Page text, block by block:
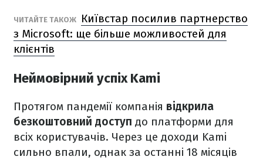
ЧИТАЙТЕ ТАКОЖ
Київстар посилив партнерство
з Microsoft: ще більше можливостей для
клієнтів
Неймовірний успіх Kami
Протягом пандемії компанія відкрила
безкоштовний доступ до платформи для
всіх користувачів. Через це доходи Kami
сильно впали, однак за останні 18 місяців